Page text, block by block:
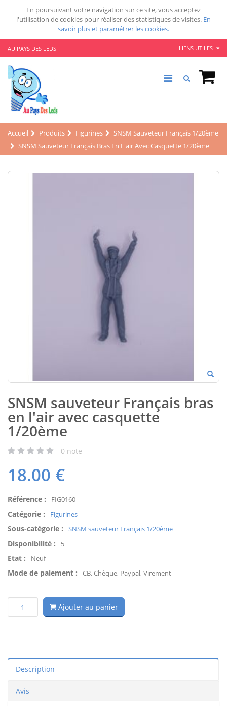
En poursuivant votre navigation sur ce site, vous acceptez
l'utilisation de cookies pour réaliser des statistiques de visites. En
savoir plus et paramétrer les cookies.
AU PAYS DES LEDS LIENS UTILES
Accueil Produits Figurines
SNSM Sauveteur Français 1/20ème
SNSM Sauveteur Français Bras En L'air Avec Casquette 1/20ème
SNSM sauveteur Français bras
en l'air avec casquette
1/20ème
0 note
18.00 €
Référence : FIG0160
Catégorie : Figurines
Sous-catégorie : SNSM sauveteur Français 1/20ème
Disponibilité : 5
Etat : Neuf
Mode de paiement : CB, Chèque, Paypal, Virement
Ajouter au panier
Description
Avis